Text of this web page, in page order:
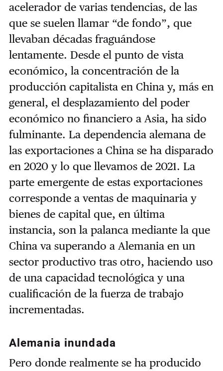
acelerador de varias tendencias, de las
que se suelen llamar “de fondo”, que
llevaban décadas fraguándose
lentamente. Desde el punto de vista
económico, la concentración de la
producción capitalista en China y, más en
general, el desplazamiento del poder
económico no financiero a Asia, ha sido
fulminante. La dependencia alemana de
las exportaciones a China se ha disparado
en 2020 y lo que llevamos de 2021. La
parte emergente de estas exportaciones
corresponde a ventas de maquinaria y
bienes de capital que, en última
instancia, son la palanca mediante la que
China va superando a Alemania en un
sector productivo tras otro, haciendo uso
de una capacidad tecnológica y una
cualificación de la fuerza de trabajo
incrementadas.
Alemania inundada
Pero donde realmente se ha producido